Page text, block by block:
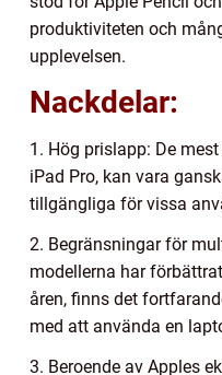
produktiviteten och
upplevelsen.
Nackdelar:
1. Hög prislapp: De
iPad Pro, kan vara
tillgängliga för vissa
2. Begränsningar för
modellerna har
åren, finns det
med att använda en
3. Beroende av Apples